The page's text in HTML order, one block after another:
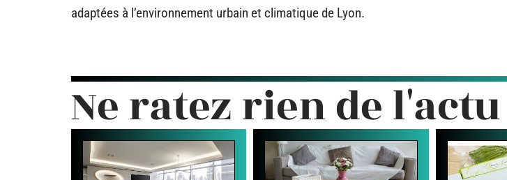
adaptées à l’environnement urbain et climatique de Lyon.
Ne ratez rien de l'actu